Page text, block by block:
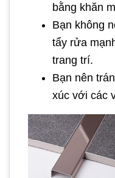
bằng khăn
Bạn không
tẩy rửa
trang trí.
Bạn nên
xúc với các